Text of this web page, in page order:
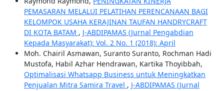
PEMASARAN MELALUI PELATIHAN PERENCANAAN BAGI
KELOMPOK USAHA KERAJINAN TAUFAN HANDRYCRAFT
DI KOTA BATAM , J-ABDIPAMAS (Jurnal Pengabdian
Kepada Masyarakat): Vol. 2 No. 1 (2018): April
Moh. Chairil Asmawan, Suranto Suranto, Rochman Hadi
Mustofa, Habil Azhar Hendrawan, Kartika Thoyibbah,
Optimalisasi Whatsapp Business untuk Meningkatkan
Penjualan Mitra Samira Travel , J-ABDIPAMAS (Jurnal